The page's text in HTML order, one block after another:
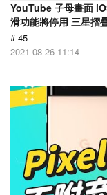
YouTube 子母畫面
滑功能將停用 三星摺
# 45
2021-08-26 11:14